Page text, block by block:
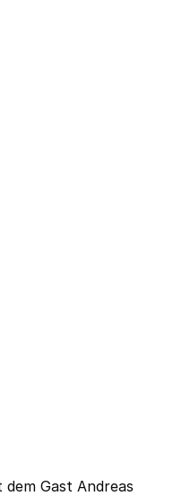
dem Gast Andreas